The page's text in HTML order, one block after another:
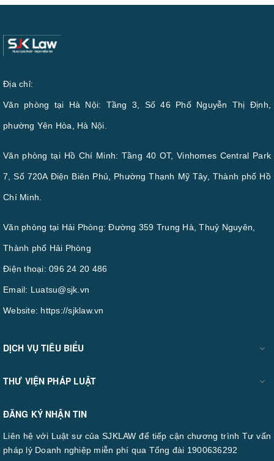
Địa chỉ:
Văn phòng tại Hà Nội: Tầng 3, Số 46 Phố Nguyễn Thị Định,
phường Yên Hòa, Hà Nội.
Văn phòng tại Hồ Chí Minh: Tầng 40 OT, Vinhomes Central Park
7, Số 720A Điện Biên Phủ, Phường Thạnh Mỹ Tây, Thành phố Hồ
Chí Minh.
Văn phòng tại Hải Phòng: Đường 359 Trung Hà, Thuỷ Nguyên,
Thành phố Hải Phòng
Điện thoại: 096 24 20 486
Email: Luatsu@sjk.vn
Website: https://sjklaw.vn
DỊCH VỤ TIÊU BIỂU
THƯ VIỆN PHÁP LUẬT
ĐĂNG KÝ NHẬN TIN
Liên hệ với Luật sư của SJKLAW để tiếp cận chương trình Tư vấn
pháp lý Doanh nghiệp miễn phí qua Tổng đài 1900636292